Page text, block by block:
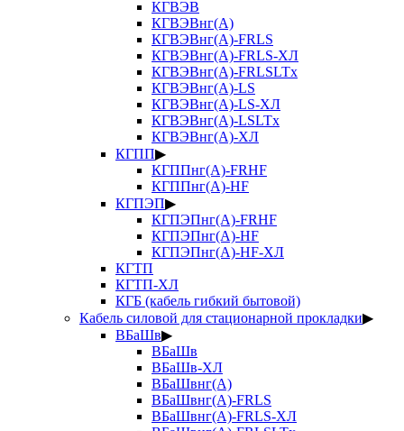
КГВЭВ
КГВЭВнг(А)
КГВЭВнг(А)-FRLS
КГВЭВнг(А)-FRLS-ХЛ
КГВЭВнг(А)-FRLSLTx
КГВЭВнг(А)-LS
КГВЭВнг(А)-LS-ХЛ
КГВЭВнг(А)-LSLTx
КГВЭВнг(А)-ХЛ
КГПП▶
КГППнг(А)-FRHF
КГППнг(А)-HF
КГПЭП▶
КГПЭПнг(А)-FRHF
КГПЭПнг(А)-HF
КГПЭПнг(А)-HF-ХЛ
КГТП
КГТП-ХЛ
КГБ (кабель гибкий бытовой)
Кабель силовой для стационарной прокладки▶
ВБаШв▶
ВБаШв
ВБаШв-ХЛ
ВБаШвнг(А)
ВБаШвнг(А)-FRLS
ВБаШвнг(А)-FRLS-ХЛ